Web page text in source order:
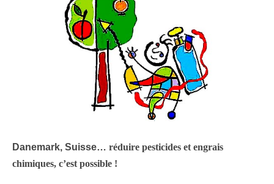
Danemark, Suisse… réduire pesticides et engrais
chimiques, c’est possible !